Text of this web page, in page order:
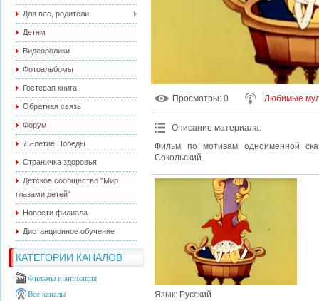
Для вас, родители
Детям
Видеоролики
Фотоальбомы
Гостевая книга
Обратная связь
Форум
75-летие Победы
Страничка здоровья
Детское сообщество "Мир
глазами детей"
Новости филиала
Дистанционное обучение
КАТЕГОРИИ КАНАЛОВ
Фильмы и анимация
Все каналы
Просмотры: 0 Любимые
Описание материала:
Фильм по мотивам одноименной
Сокольский.
Язык: Русский